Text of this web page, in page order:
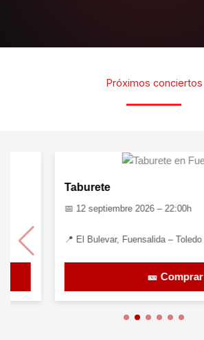
Próximos conciertos
Taburete
📅 12 septiembre 2026 – 22:00h
📍 El Bulevar, Fuensalida – Toledo
🎫 Comprar Entradas